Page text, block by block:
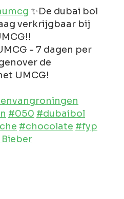
✨De dubai bol
verkrijgbaar bij
- 7 dagen per
de
UMCG!
#050 #dubaibol
#chocolate #fyp